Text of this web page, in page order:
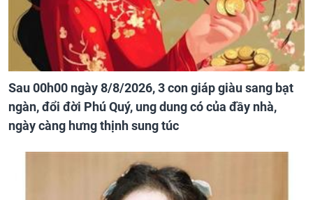
Sau 00h00 ngày 8/8/2026, 3 con giáp giàu sang bạt
ngàn, đổi đời Phú Quý, ung dung có của đầy nhà,
ngày càng hưng thịnh sung túc